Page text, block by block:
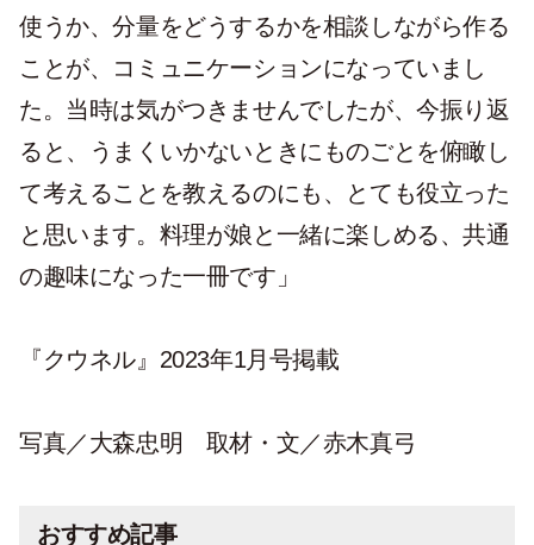
使うか、分量をどうするかを相談しながら作る
ことが、コミュニケーションになっていまし
た。当時は気がつきませんでしたが、今振り返
ると、うまくいかないときにものごとを俯瞰し
て考えることを教えるのにも、とても役立った
と思います。料理が娘と一緒に楽しめる、共通
の趣味になった一冊です」
『クウネル』2023年1月号掲載
写真／大森忠明 取材・文／赤木真弓
おすすめ記事